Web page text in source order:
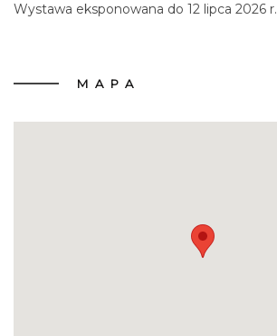
Wystawa eksponowana do 12 lipca 2026 r.
MAPA